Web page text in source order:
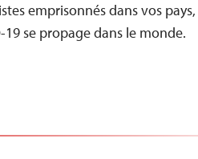
emprisonnés dans vos
19 se propage dans le monde.